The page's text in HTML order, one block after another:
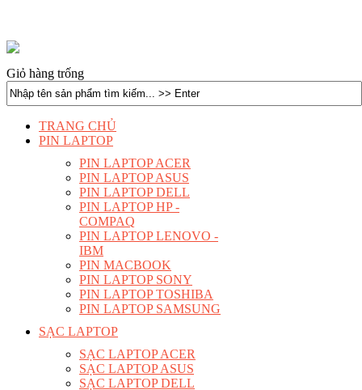
Giỏ hàng trống
TRANG CHỦ
PIN LAPTOP
PIN LAPTOP ACER
PIN LAPTOP ASUS
PIN LAPTOP DELL
PIN LAPTOP HP -
COMPAQ
PIN LAPTOP LENOVO -
IBM
PIN MACBOOK
PIN LAPTOP SONY
PIN LAPTOP TOSHIBA
PIN LAPTOP SAMSUNG
SẠC LAPTOP
SẠC LAPTOP ACER
SẠC LAPTOP ASUS
SẠC LAPTOP DELL